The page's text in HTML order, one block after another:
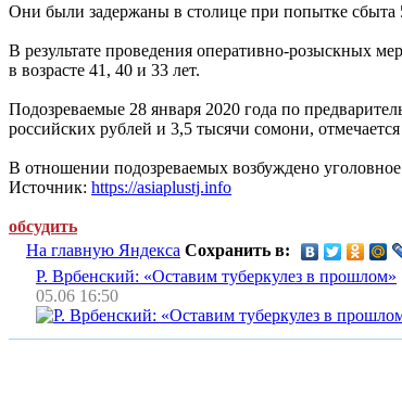
Они были задержаны в столице при попытке
В результате проведения оперативно-розыскных
в возрасте 41, 40 и 33 лет.
Подозреваемые 28 января 2020 года по
российских рублей и 3,5 тысячи сомони,
В отношении подозреваемых возбуждено уголовное
Источник: https://asiaplustj.info
обсудить
На главную Яндекса Сохранить в:
Р. Врбенский: «Оставим туберкулез в прошлом»
05.06 16:50